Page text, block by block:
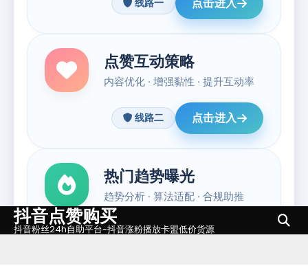
Skip抖音点赞购买
抖音粉丝24h自助平台-抖音涨粉播放卡盟低价货源